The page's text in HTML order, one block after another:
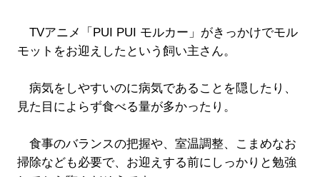
TVアニメ「PUI PUI モルカー」がきっかけでモル
モットをお迎えしたという飼い主さん。
病気をしやすいのに病気であることを隠したり、
見た目によらず食べる量が多かったり。
食事のバランスの把握や、室温調整、こまめなお
掃除なども必要で、お迎えする前にしっかりと勉強